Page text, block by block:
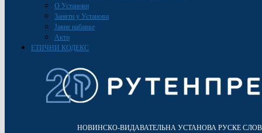
О Установи
Заняти у Установи
Јавне набавке
Акти
ЕТИЧНИ КОДЕКС
НОВИНСКО-ВИДАВАТЕЛЬНА УСТАНОВА РУСКЕ